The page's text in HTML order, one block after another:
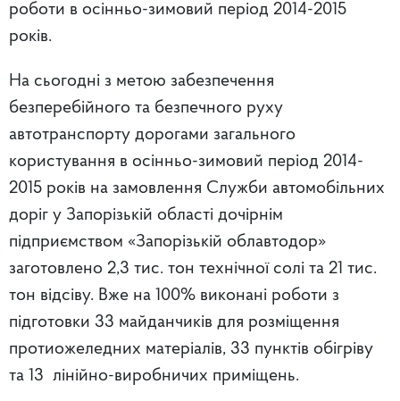
роботи в осінньо-зимовий період 2014-2015
років.
На сьогодні з метою забезпечення
безперебійного та безпечного руху
автотранспорту дорогами загального
користування в осінньо-зимовий період 2014-
2015 років на замовлення Служби автомобільних
доріг у Запорізькій області дочірнім
підприємством «Запорізькій облавтодор»
заготовлено 2,3 тис. тон технічної солі та 21 тис.
тон відсіву. Вже на 100% виконані роботи з
підготовки 33 майданчиків для розміщення
протиожеледних матеріалів, 33 пунктів обігріву
та 13 лінійно-виробничих приміщень.